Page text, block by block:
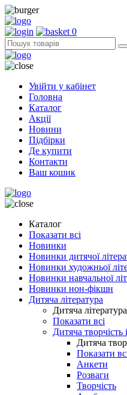
0
Увійти у кабінет
Головна
Каталог
Акції
Новини
Підбірки
Де купити
Контакти
Ваш кошик
Каталог
Показати всі
Новинки
Новинки дитячої
Новинки художньої
Новинки навчальної
Новинки нон-фікшн
Дитяча література
Дитяча література
Показати всі
Дитяча творчість
Дитяча
Показати
Анкети
Розваги
Творчість